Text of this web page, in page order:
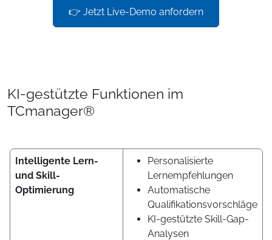
👉 Jetzt Live-Demo anfordern
KI-gestützte Funktionen im
TCmanager®
Intelligente Lern-
und Skill-
Optimierung
Personalisierte
Lernempfehlungen
Automatische
Qualifikationsvorschläge
KI-gestützte Skill-Gap-
Analysen